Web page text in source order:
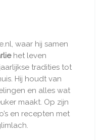
waar hij samen
het leven
tradities tot
Hij houdt van
en alles wat
maakt. Op zijn
en recepten met